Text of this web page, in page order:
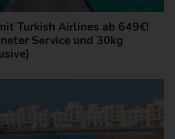
Turkish Airlines ab 649€!
Service und 30kg